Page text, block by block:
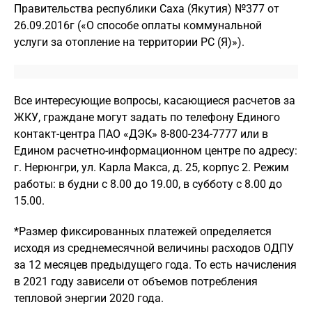
Правительства республики Саха (Якутия) №377 от
26.09.2016г («О способе оплаты коммунальной
услуги за отопление на территории РС (Я)»).
Все интересующие вопросы, касающиеся расчетов за
ЖКУ, граждане могут задать по телефону Единого
контакт-центра ПАО «ДЭК» 8-800-234-7777 или в
Едином расчетно-информационном центре по адресу:
г. Нерюнгри, ул. Карла Макса, д. 25, корпус 2. Режим
работы: в будни с 8.00 до 19.00, в субботу с 8.00 до
15.00.
*Размер фиксированных платежей определяется
исходя из среднемесячной величины расходов ОДПУ
за 12 месяцев предыдущего года. То есть начисления
в 2021 году зависели от объемов потребления
тепловой энергии 2020 года.